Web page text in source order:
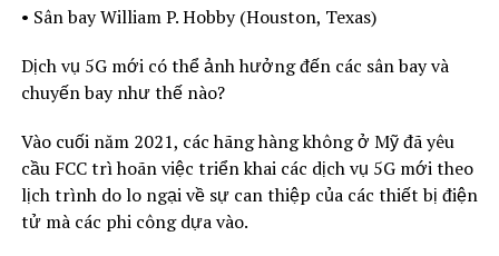
• Sân bay William P. Hobby (Houston, Texas)
Dịch vụ 5G mới có thể ảnh hưởng đến các sân bay và
chuyến bay như thế nào?
Vào cuối năm 2021, các hãng hàng không ở Mỹ đã yêu
cầu FCC trì hoãn việc triển khai các dịch vụ 5G mới theo
lịch trình do lo ngại về sự can thiệp của các thiết bị điện
tử mà các phi công dựa vào.